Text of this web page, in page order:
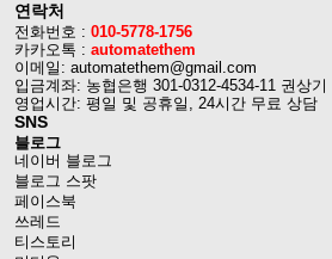
연락처
전화번호 : 010-5778-1756
카카오톡 : automatethem
이메일: automatethem@gmail.com
입금계좌: 농협은행 301-0312-4534-11 권상기
영업시간: 평일 및 공휴일, 24시간 무료 상담
SNS
블로그
네이버 블로그
블로그 스팟
페이스북
쓰레드
티스토리